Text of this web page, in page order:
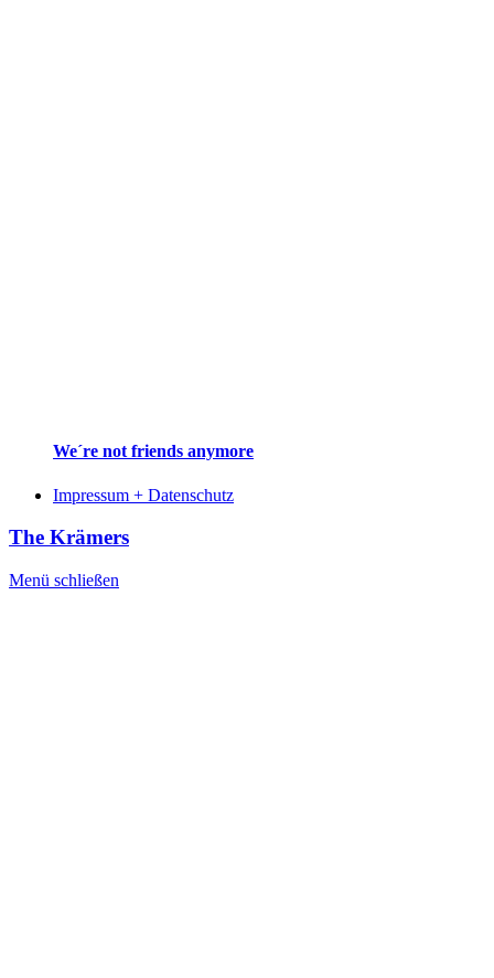
We´re not friends anymore
Impressum + Datenschutz
The Krämers
Menü schließen